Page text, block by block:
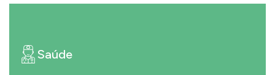
Saúde